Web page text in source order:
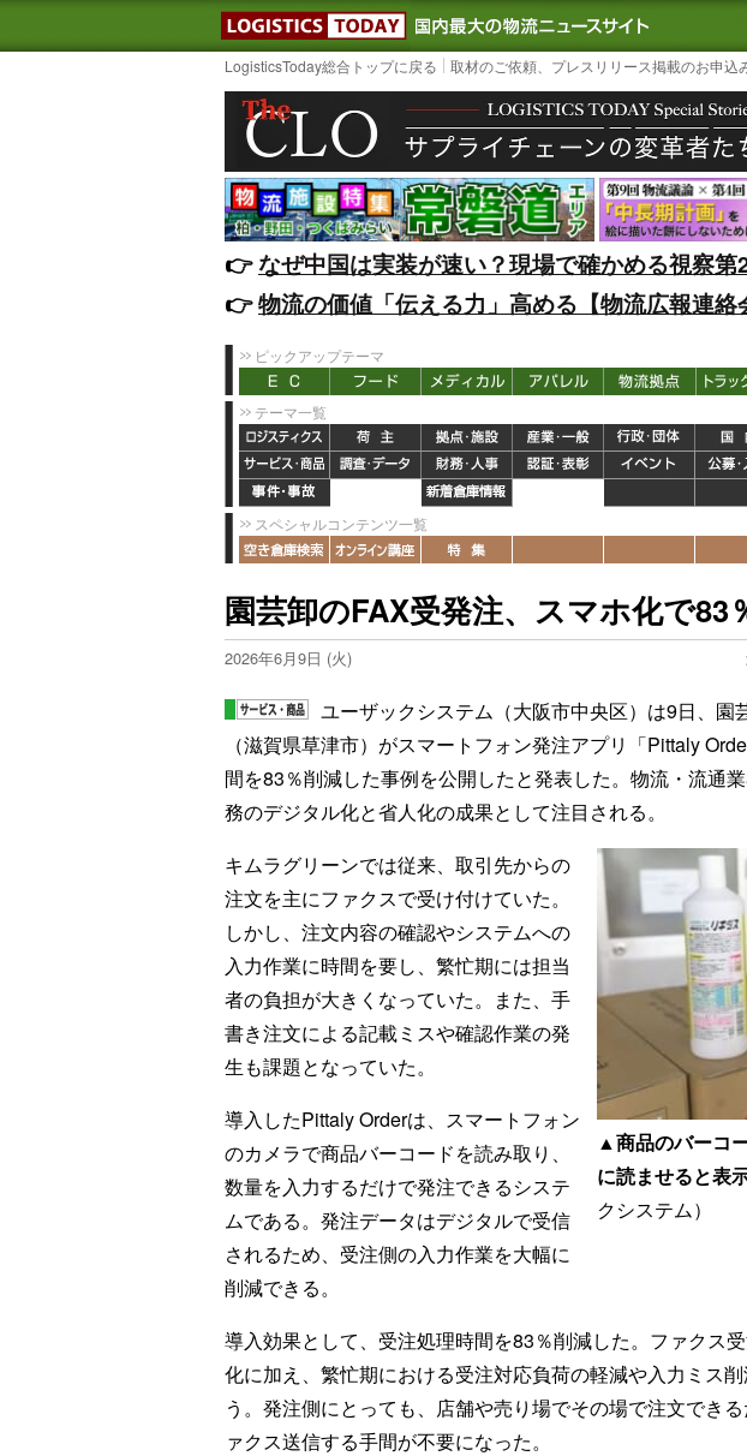
LOGISTICS TODAY｜国内最大の物流
LogisticsToday総合トップに戻る 取材のご依頼、プレスリリース掲載のお申込
👉️なぜ中国は実装が速い？現場で確かめる視察第
👉️物流の価値「伝える力」高める【物流広報連絡
ピックアップテーマ
テーマ一覧
スペシャルコンテンツ一覧
園芸卸のFAX受発注、スマホ化で83
2026年6月9日 (火)
ユーザックシステム（大阪市中央区）は9日、園
（滋賀県草津市）がスマートフォン発注アプリ「Pittaly
間を83％削減した事例を公開したと発表した。物流・流通
務のデジタル化と省人化の成果として注目される。
▲商品のバーコ
に読ませると表
クシステム）
キムラグリーンでは従来、取引先からの
注文を主にファクスで受け付けていた。
しかし、注文内容の確認やシステムへの
入力作業に時間を要し、繁忙期には担当
者の負担が大きくなっていた。また、手
書き注文による記載ミスや確認作業の発
生も課題となっていた。
導入したPittaly Orderは、スマートフォン
のカメラで商品バーコードを読み取り、
数量を入力するだけで発注できるシステ
ムである。発注データはデジタルで受信
されるため、受注側の入力作業を大幅に
削減できる。
導入効果として、受注処理時間を83％削減した。ファクス
化に加え、繁忙期における受注対応負荷の軽減や入力ミス
う。発注側にとっても、店舗や売り場でその場で注文でき
ァクス送信する手間が不要になった。